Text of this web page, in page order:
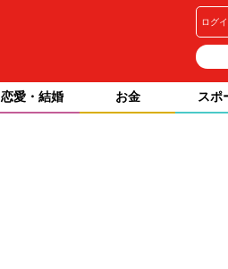
ログ
恋愛・結婚 お金 スポ